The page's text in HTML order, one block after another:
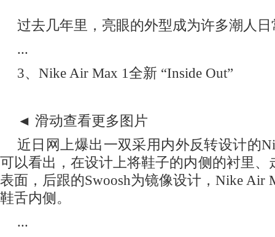
过去几年里，亮眼的外型成为许多潮人
...
3、NikeAirMax1全新“InsideOut”
◄滑动查看更多图片
近日网上爆出一双采用内外反转设计的
可以看出，在设计上将鞋子的内侧的衬里、
表面，后跟的Swoosh为镜像设计，
鞋舌内侧。
...